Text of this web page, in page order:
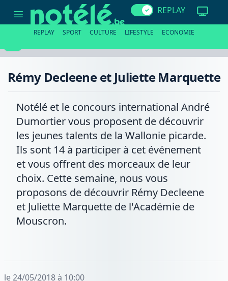
Decleene
REPLAY
REPLAY SPORT CULTURE LIFESTYLE ECONOMIE
Rémy Decleene et Juliette Marquette
Notélé et le concours international André
Dumortier vous proposent de découvrir
les jeunes talents de la Wallonie picarde.
Ils sont 14 à participer à cet événement
et vous offrent des morceaux de leur
choix. Cette semaine, nous vous
proposons de découvrir Rémy Decleene
et Juliette Marquette de l'Académie de
Mouscron.
le 24/05/2018 à 10:00